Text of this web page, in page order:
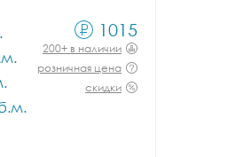
1015
200+ в наличии
розничная цена
скидки